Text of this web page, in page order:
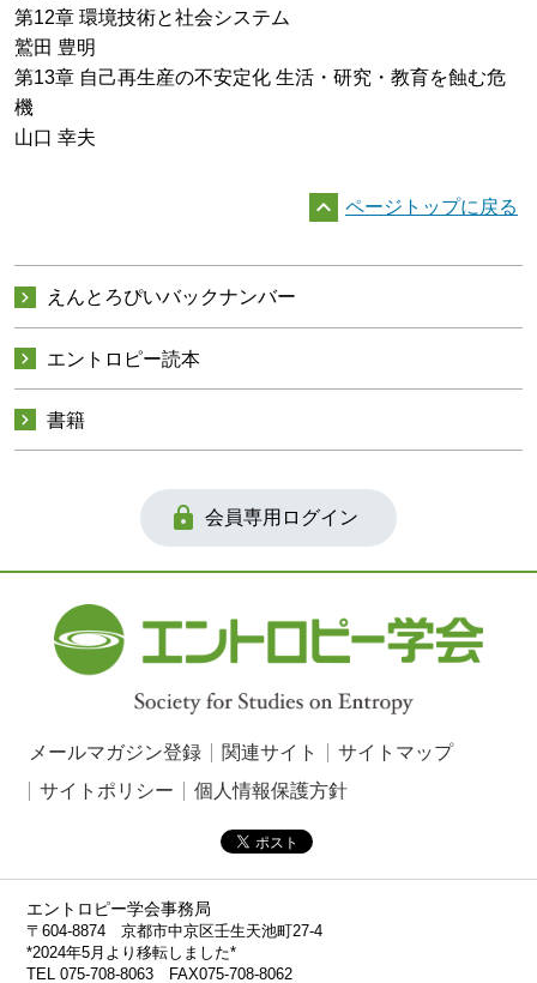
第12章 環境技術と社会システム
鷲田 豊明
第13章 自己再生産の不安定化 生活・研究・教育を蝕む危
機
山口 幸夫
 ページトップに戻る
 えんとろぴいバックナンバー
 エントロピー読本
 書籍
 会員専用ログイン
メールマガジン登録 関連サイト
サイトマップ
サイトポリシー
個人情報保護方針
エントロピー学会事務局
〒604-8874 京都市中京区壬生天池町27-4
*2024年5月より移転しました*
TEL 075-708-8063 FAX075-708-8062